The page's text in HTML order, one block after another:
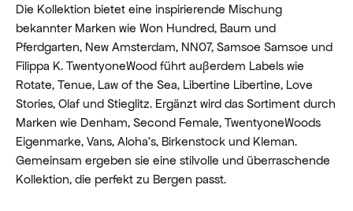
Die Kollektion bietet eine inspirierende Mischung
bekannter Marken wie Won Hundred, Baum und
Pferdgarten, New Amsterdam, NN07, Samsoe Samsoe und
Filippa K. TwentyoneWood führt außerdem Labels wie
Rotate, Tenue, Law of the Sea, Libertine Libertine, Love
Stories, Olaf und Stieglitz. Ergänzt wird das Sortiment durch
Marken wie Denham, Second Female, TwentyoneWoods
Eigenmarke, Vans, Aloha's, Birkenstock und Kleman.
Gemeinsam ergeben sie eine stilvolle und überraschende
Kollektion, die perfekt zu Bergen passt.